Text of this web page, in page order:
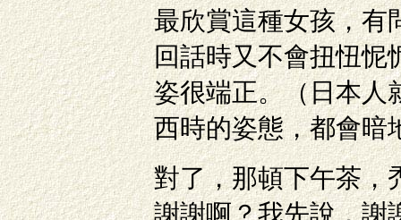
最欣賞這種女孩，有
回話時又不會扭忸怩
姿很端正。（日本人
西時的姿態，都會暗
對了，那頓下午茶，
謝謝啊？我先說，謝